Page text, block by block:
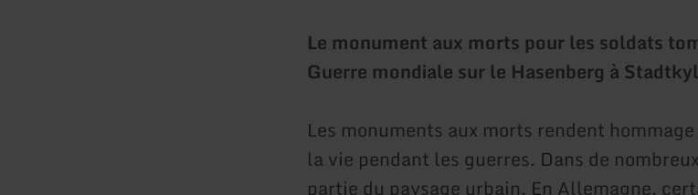
Le monument aux morts pour les soldats
Guerre mondiale sur le Hasenberg à
Les monuments aux morts rendent
la vie pendant les guerres. Dans de
partie du paysage urbain. En Allemagne,